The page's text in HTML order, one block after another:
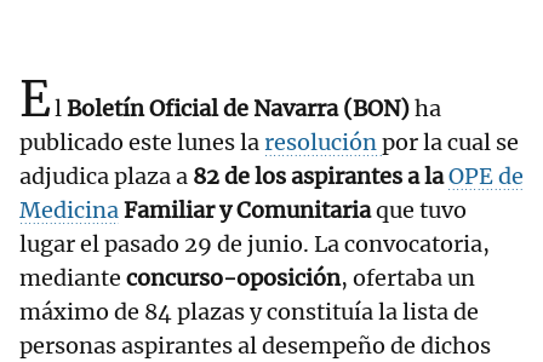
ElBoletín Oficial de Navarra (BON)ha
publicado este lunes laresoluciónpor la cual se
adjudica plaza a 82 de los aspirantes a laOPE de
MedicinaFamiliar y Comunitariaque tuvo
lugar el pasado 29 de junio. La convocatoria,
mediante concurso-oposición, ofertaba un
máximo de 84 plazas y constituía la lista de
personas aspirantes al desempeño de dichos